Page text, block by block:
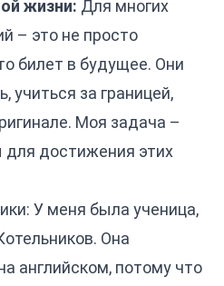
жизни: Для многих
– это не просто
билет в будущее. Они
учиться за границей,
Моя задача –
достижения этих
У меня была ученица,
Она
английском, потому что